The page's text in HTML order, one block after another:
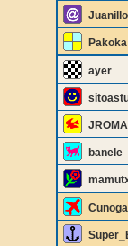
Pakoka
ayer
JROMA
banele